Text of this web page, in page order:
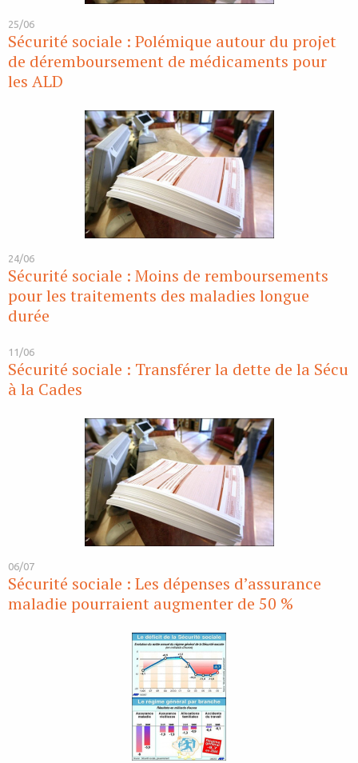
25/06
Sécurité sociale : Polémique autour du projet
de déremboursement de médicaments pour
les ALD
24/06
Sécurité sociale : Moins de remboursements
pour les traitements des maladies longue
durée
11/06
Sécurité sociale : Transférer la dette de la Sécu
à la Cades
06/07
Sécurité sociale : Les dépenses d’assurance
maladie pourraient augmenter de 50 %